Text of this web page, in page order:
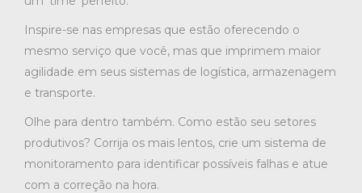
Inspire-se nas empresas que estão oferecendo o
mesmo serviço que você, mas que imprimem maior
agilidade em seus sistemas de logística, armazenagem
e transporte.
Olhe para dentro também. Como estão seu setores
produtivos? Corrija os mais lentos, crie um sistema de
monitoramento para identificar possíveis falhas e atue
com a correção na hora.